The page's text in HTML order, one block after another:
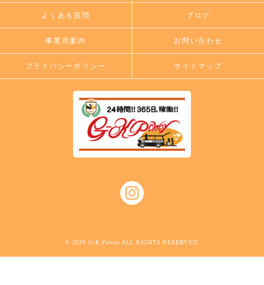
よくある質問 ブログ
事業所案内 お問い合わせ
プライバシーポリシー サイトマップ
© 2026 G-K Power ALL RIGHTS RESERVED.